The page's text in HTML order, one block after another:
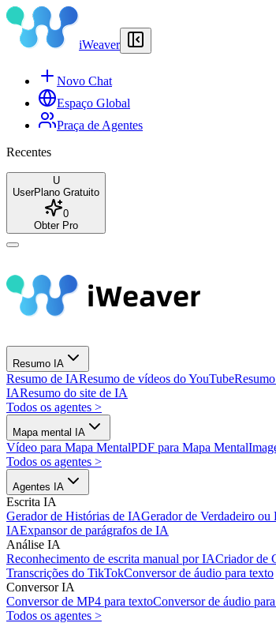
iWeaver
Novo Chat
Espaço Global
Praça de Agentes
Recentes
U
UserPlano Gratuito
0
Obter Pro
Resumo IA
Resumo de IAResumo de vídeos do YouTube
IAResumo do site de IA
Todos os agentes >
Mapa mental IA
Vídeo para Mapa MentalPDF para Mapa Mental
Todos os agentes >
Agentes IA
Escrita IA
Gerador de Histórias de IAGerador de Verdadeiro ou
IAExpansor de parágrafos de IA
Análise IA
Reconhecimento de escrita manual por IACriador de
Transcrições do TikTokConversor de áudio para texto
Conversor IA
Conversor de MP4 para textoConversor de áudio
Todos os agentes >